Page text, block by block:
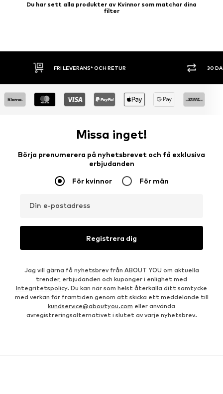
Du har sett alla produkter av Kvinnor som matchar dina
filter
FRI LEVERANS* OCH RETUR 30
Missa inget!
Börja prenumerera på nyhetsbrevet och få exklusiva
erbjudanden
För kvinnor För män
Din e-postadress
Registrera dig
Jag vill gärna få nyhetsbrev från ABOUT YOU om aktuella
trender, erbjudanden och kuponger i enlighet med
Integritetspolicy. Du kan när som helst återkalla ditt samtycke
med verkan för framtiden genom att skicka ett meddelande till
kundservice@aboutyou.com eller använda
avregistreringsalternativet i slutet av varje nyhetsbrev.